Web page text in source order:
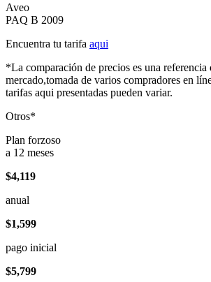
Aveo
PAQ B 2009
Encuentra tu tarifa aqui
*La comparación de precios es una referencia
mercado,tomada de varios compradores en
tarifas aqui presentadas pueden variar.
Otros*
Plan forzoso
a 12 meses
$4,119
anual
$1,599
pago inicial
$5,799